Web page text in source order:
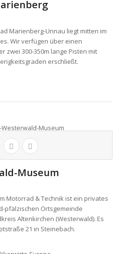
Marienberg-Unnau liegt mitten im
Wir verfügen über einen
zwei 300-350m lange Pisten mit
erschließt.
Museum
Motorrad & Technik ist ein privates
pfälzischen Ortsgemeinde
Altenkirchen (Westerwald). Es
21 in Steinebach.